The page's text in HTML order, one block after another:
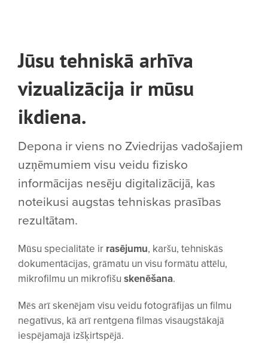
Jūsu tehniskā arhīva
vizualizācija ir mūsu
ikdiena.
Depona ir viens no Zviedrijas vadošajiem
uzņēmumiem visu veidu fizisko
informācijas nesēju digitalizācijā, kas
noteikusi augstas tehniskas prasības
rezultātam.
Mūsu specialitāte ir rasējumu, karšu, tehniskās
dokumentācijas, grāmatu un visu formātu attēlu,
mikrofilmu un mikrofišu skenēšana.
Mēs arī skenējam visu veidu fotogrāfijas un filmu
negatīvus, kā arī rentgena filmas visaugstākajā
iespējamajā izšķirtspējā.